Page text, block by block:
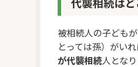
被相続人の子ども
とっては孫）がい
が代襲相続人となり